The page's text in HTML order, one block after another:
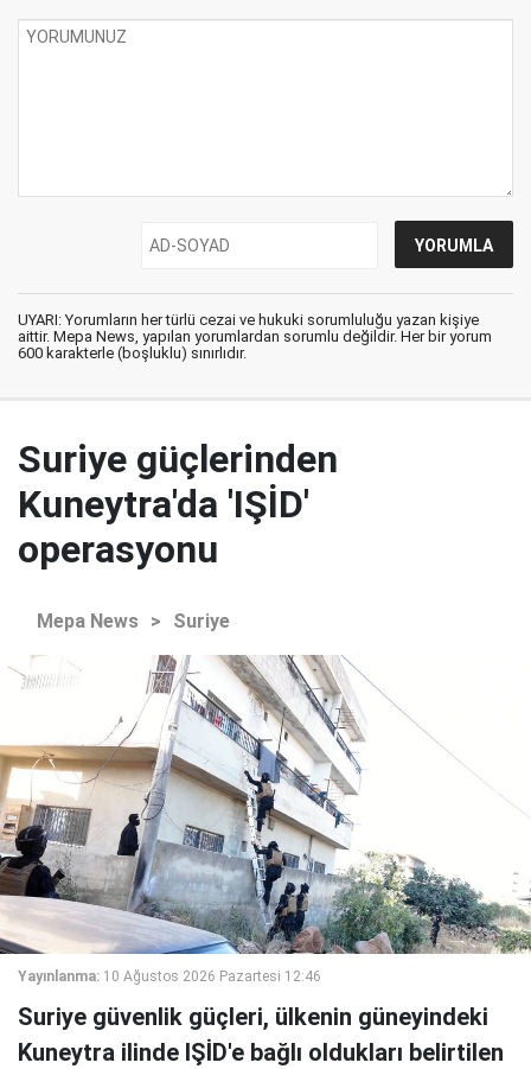
UYARI: Yorumların her türlü cezai ve hukuki sorumluluğu yazan kişiye
aittir. Mepa News, yapılan yorumlardan sorumlu değildir. Her bir yorum
600 karakterle (boşluklu) sınırlıdır.
Suriye güçlerinden
Kuneytra'da 'IŞİD'
operasyonu
Mepa News > Suriye
Yayınlanma: 10 Ağustos 2026 Pazartesi 12:46
Suriye güvenlik güçleri, ülkenin güneyindeki
Kuneytra ilinde IŞİD'e bağlı oldukları belirtilen